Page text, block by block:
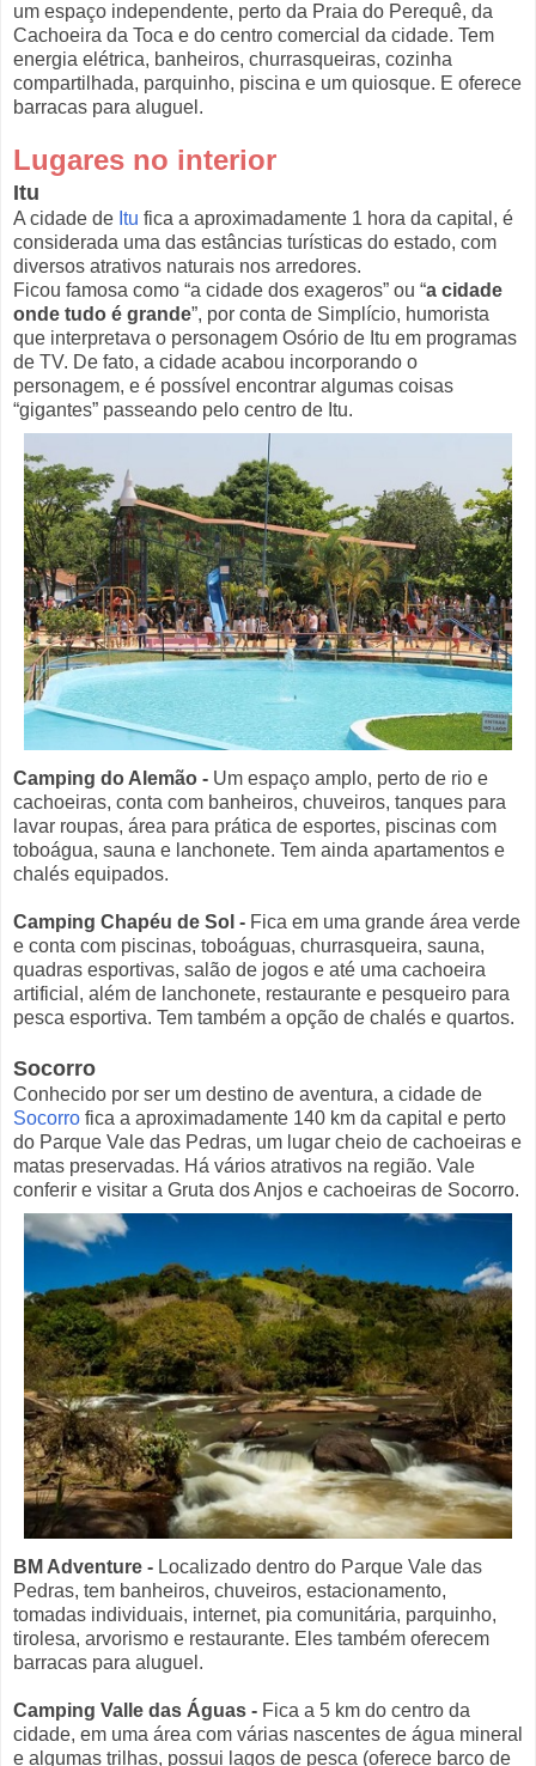
um espaço independente, perto da Praia do Perequê, da
Cachoeira da Toca e do centro comercial da cidade. Tem
energia elétrica, banheiros, churrasqueiras, cozinha
compartilhada, parquinho, piscina e um quiosque. E oferece
barracas para aluguel.
Lugares no interior
Itu
A cidade de Itu fica a aproximadamente 1 hora da capital, é
considerada uma das estâncias turísticas do estado, com
diversos atrativos naturais nos arredores.
Ficou famosa como “a cidade dos exageros” ou “a cidade
onde tudo é grande”, por conta de Simplício, humorista
que interpretava o personagem Osório de Itu em programas
de TV. De fato, a cidade acabou incorporando o
personagem, e é possível encontrar algumas coisas
“gigantes” passeando pelo centro de Itu.
Camping do Alemão - Um espaço amplo, perto de rio e
cachoeiras, conta com banheiros, chuveiros, tanques para
lavar roupas, área para prática de esportes, piscinas com
toboágua, sauna e lanchonete. Tem ainda apartamentos e
chalés equipados.
Camping Chapéu de Sol - Fica em uma grande área verde
e conta com piscinas, toboáguas, churrasqueira, sauna,
quadras esportivas, salão de jogos e até uma cachoeira
artificial, além de lanchonete, restaurante e pesqueiro para
pesca esportiva. Tem também a opção de chalés e quartos.
Socorro
Conhecido por ser um destino de aventura, a cidade de
Socorro fica a aproximadamente 140 km da capital e perto
do Parque Vale das Pedras, um lugar cheio de cachoeiras e
matas preservadas. Há vários atrativos na região. Vale
conferir e visitar a Gruta dos Anjos e cachoeiras de Socorro.
BM Adventure - Localizado dentro do Parque Vale das
Pedras, tem banheiros, chuveiros, estacionamento,
tomadas individuais, internet, pia comunitária, parquinho,
tirolesa, arvorismo e restaurante. Eles também oferecem
barracas para aluguel.
Camping Valle das Águas - Fica a 5 km do centro da
cidade, em uma área com várias nascentes de água mineral
e algumas trilhas, possui lagos de pesca (oferece barco de